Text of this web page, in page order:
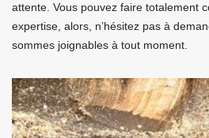
attente. Vous pouvez faire totalement
expertise, alors, n’hésitez pas à
sommes joignables à tout moment.